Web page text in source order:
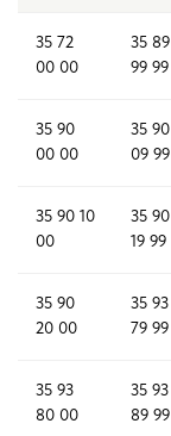
35 72
00 00
35 89
99 99
35 90
00 00
35 90
09 99
35 90 10
00
35 90
19 99
35 90
20 00
35 93
79 99
35 93
80 00
35 93
89 99